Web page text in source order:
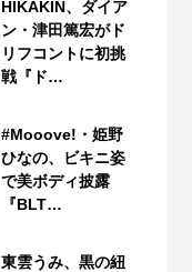
HIKAKIN、ダイア
ン・津田篤宏がド
リフコントに初挑
戦『ド…
#Mooove!・姫野
ひなの、ビキニ姿
で美ボディ披露
『BLT…
東雲うみ、黒の紐